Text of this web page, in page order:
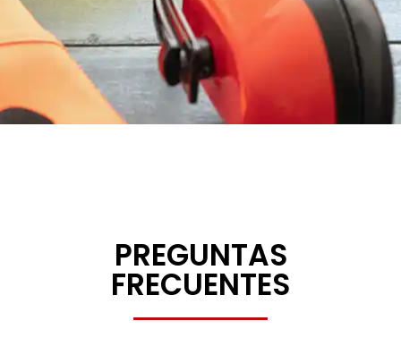
PREGUNTAS
FRECUENTES